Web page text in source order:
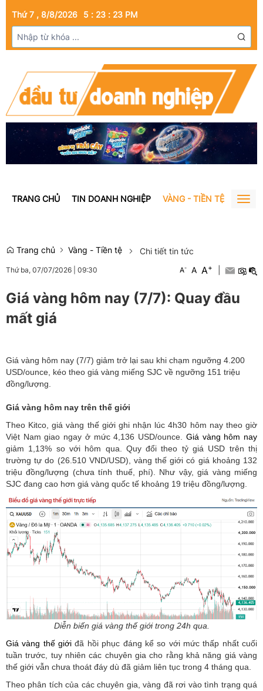
Thứ 7 , 8/8/2026 5 : 23 : 24 PM
TRANG CHỦ TIN DOANH NGHIỆP VÀNG - TIỀN TỆ BẤT
Trang chủ Vàng - Tiền tệ Chi tiết tin tức
Thứ ba, 07/07/2026 09:30 A- A A+
Giá vàng hôm nay (7/7): Quay đầu
mất giá
Giá vàng hôm nay (7/7) giảm trở lại sau khi chạm ngưỡng 4.200
USD/ounce, kéo theo giá vàng miếng SJC về ngưỡng 151 triệu
đồng/lượng.
Giá vàng hôm nay trên thế giới
Theo Kitco, giá vàng thế giới ghi nhận lúc 4h30 hôm nay theo giờ
Việt Nam giao ngay ở mức 4,136 USD/ounce. Giá vàng hôm nay
giảm 1,13% so với hôm qua. Quy đổi theo tỷ giá USD trên thị
trường tự do (26.510 VND/USD), vàng thế giới có giá khoảng 132
triệu đồng/lượng (chưa tính thuế, phí). Như vậy, giá vàng miếng
SJC đang cao hơn giá vàng quốc tế khoảng 19 triệu đồng/lượng.
Diễn biến giá vàng thế giới trong 24h qua.
Giá vàng thế giới đã hồi phục đáng kể so với mức thấp nhất cuối
tuần trước, tuy nhiên các chuyên gia cho rằng khả năng giá vàng
thế giới vẫn chưa thoát đáy dù đã giảm liên tục trong 4 tháng qua.
Theo phân tích của các chuyên gia, vàng đã rơi vào tình trạng quá